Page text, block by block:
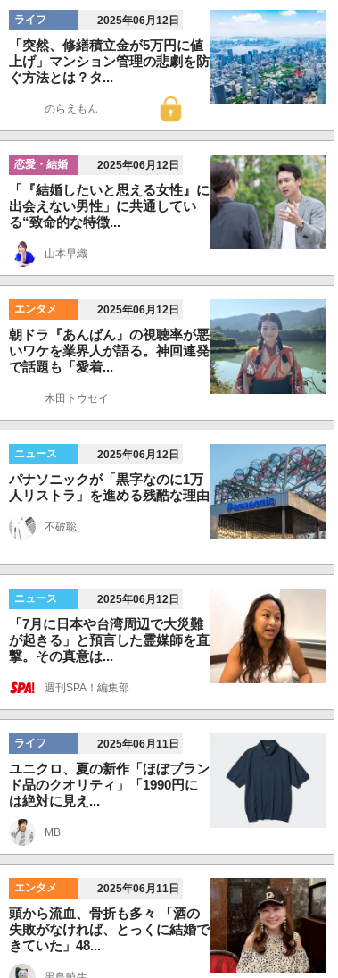
ライフ 2025年06月12日
「突然、修繕積立金が5万円に値
上げ」マンション管理の悲劇を防
ぐ方法とは？タ...
のらえもん
恋愛・結婚 2025年06月12日
「『結婚したいと思える女性』に
出会えない男性」に共通してい
る“致命的な特徴...
山本早織
エンタメ 2025年06月12日
朝ドラ『あんぱん』の視聴率が悪
いワケを業界人が語る。神回連発
で話題も「愛着...
木田トウセイ
ニュース 2025年06月12日
パナソニックが「黒字なのに1万
人リストラ」を進める残酷な理由
不破聡
ニュース 2025年06月12日
「7月に日本や台湾周辺で大災難
が起きる」と預言した霊媒師を直
撃。その真意は...
週刊SPA！編集部
ライフ 2025年06月11日
ユニクロ、夏の新作「ほぼブラン
ド品のクオリティ」「1990円に
は絶対に見え...
MB
エンタメ 2025年06月11日
頭から流血、骨折も多々 「酒の
失敗がなければ、とっくに結婚で
きていた」48...